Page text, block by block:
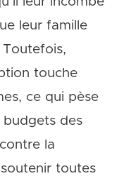
leur famille
Toutefois,
touche
ce qui pèse
budgets des
la
toutes